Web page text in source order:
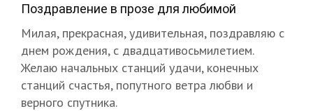
Поздравление в прозе для любимой
Милая, прекрасная, удивительная, поздравляю с
днем рождения, с двадцативосьмилетием.
Желаю начальных станций удачи, конечных
станций счастья, попутного ветра любви и
верного спутника.